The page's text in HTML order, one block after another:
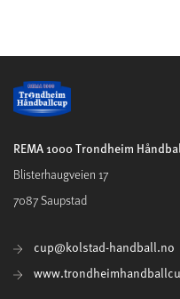
REMA 1000 Trondheim
Blisterhaugveien 17
7087 Saupstad
cup@kolstad-handball.no